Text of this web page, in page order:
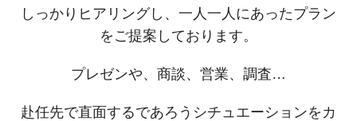
しっかりヒアリングし、一人一人にあったプラン
をご提案しております。
プレゼンや、商談、営業、調査…
赴任先で直面するであろうシチュエーションをカ